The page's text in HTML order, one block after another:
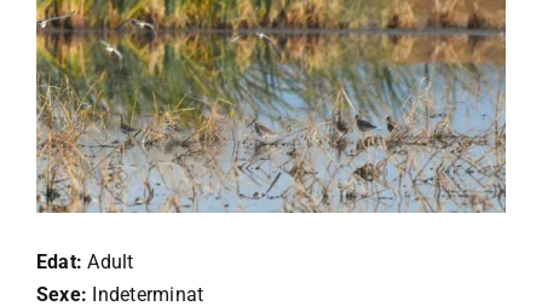
Edat: Adult
Sexe: Indeterminat